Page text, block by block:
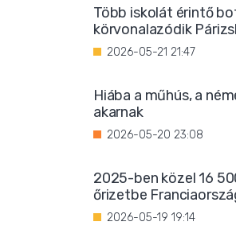
Több iskolát érintő
körvonalazódik
2026-05-21 21:47
Hiába a műhús, a
akarnak
2026-05-20 23:08
2025-ben közel 16
őrizetbe
2026-05-19 19:14